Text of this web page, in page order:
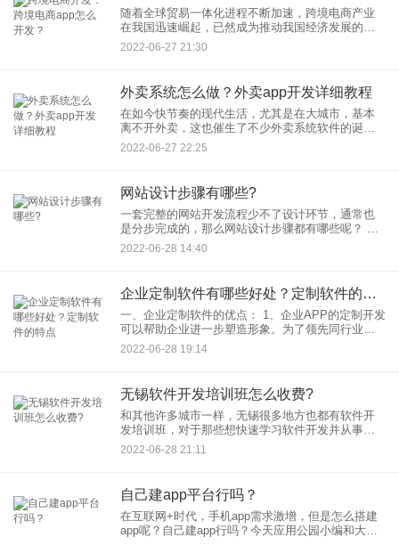
随着全球贸易一体化进程不断加速，跨境电商产业
在我国迅速崛起，已然成为推动我国经济发展的有
力引擎，不少企业开发跨境电商系统app，将互联
网，物联网，大数据等技术要点相结合，以此满足
2022-06-27 21:30
外卖系统怎么做？外卖app开发详细教程
在如今快节奏的现代生活，尤其是在大城市，基本
离不开外卖，这也催生了不少外卖系统软件的诞
生，那你知道外卖系统怎么做的吗？如果想要一款
外卖系统，如何着手呢？今天应用公园小编给大家
2022-06-27 22:25
网站设计步骤有哪些?
一套完整的网站开发流程少不了设计环节，通常也
是分步完成的，那么网站设计步骤都有哪些呢？ 当
企业或个人有了网站开发的想法时，前期就需要进
行较为细致的探讨，整理好具体
2022-06-28 14:40
企业定制软件有哪些好处？定制软件的特点
一、企业定制软件的优点： 1、企业APP的定制开发
可以帮助企业进一步塑造形象。为了领先同行业，
率先开发APP，增加与同行的品牌差异化，打造公
2022-06-28 19:14
无锡软件开发培训班怎么收费?
和其他许多城市一样，无锡很多地方也都有软件开
发培训班，对于那些想快速学习软件开发并从事相
关工作的人来说是一个不错的选择，那么无锡软件
开发培训班怎么收费呢？
2022-06-28 21:11
自己建app平台行吗？
在互联网+时代，手机app需求激增，但是怎么搭建
app呢？自己建app行吗？今天应用公园小编和大家